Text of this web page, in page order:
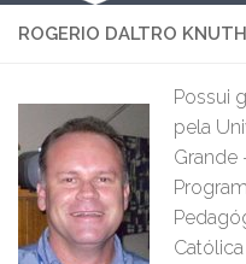
ROGERIO DALTRO KNUTH
Possui
pela
Grande